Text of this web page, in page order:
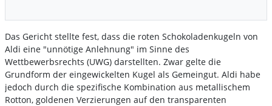
Das Gericht stellte fest, dass die roten Schokoladenkugeln von
Aldi eine "unnötige Anlehnung" im Sinne des
Wettbewerbsrechts (UWG) darstellten. Zwar gelte die
Grundform der eingewickelten Kugel als Gemeingut. Aldi habe
jedoch durch die spezifische Kombination aus metallischem
Rotton, goldenen Verzierungen auf den transparenten